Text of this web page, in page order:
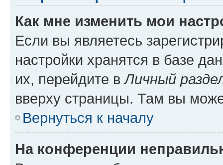
Как мне изменить мои
Если вы являетесь
настройки хранятся в базе
их, перейдите вЛичный
вверху страницы. Там вы
Вернуться к началу
На конференции